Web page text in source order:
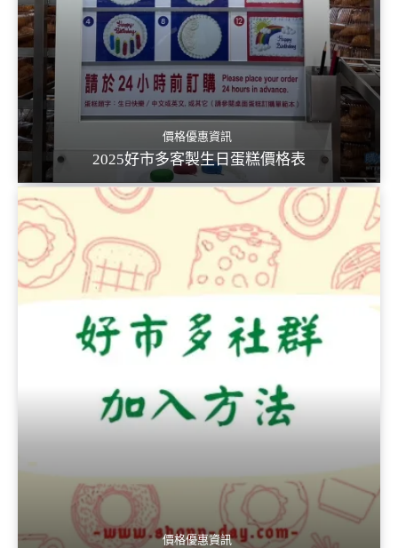
價格優惠資訊
2025好市多客製生日蛋糕價格表
價格優惠資訊